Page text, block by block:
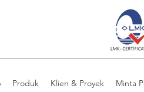
Produk Klien & Proyek Minta